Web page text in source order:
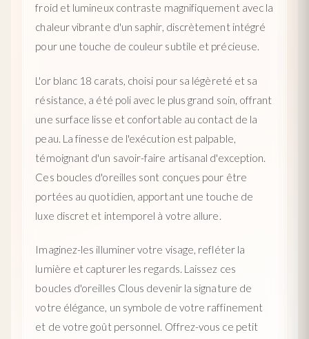
froid et lumineux contraste magnifiquement avec la
chaleur vibrante d'un saphir, discrètement intégré
pour une touche de couleur subtile et précieuse.
L'or blanc 18 carats, choisi pour sa légèreté et sa
résistance, a été poli avec le plus grand soin, offrant
une surface lisse et confortable au contact de la
peau. La finesse de l'exécution est palpable,
témoignant d'un savoir-faire artisanal d'exception.
Ces boucles d'oreilles sont conçues pour être
portées au quotidien, apportant une touche de
luxe discret et intemporel à votre allure.
Imaginez-les illuminer votre visage, refléter la
lumière et capturer les regards. Laissez ces
boucles d'oreilles Clous devenir la signature de
votre élégance, un symbole de votre raffinement
et de votre goût personnel. Offrez-vous ce petit